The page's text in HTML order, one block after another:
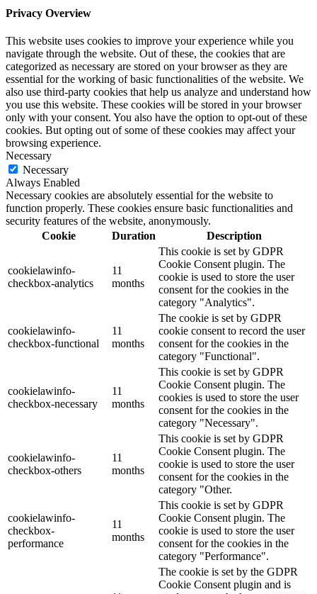
Privacy Overview
This website uses cookies to improve your experience while you
navigate through the website. Out of these, the cookies that are
categorized as necessary are stored on your browser as they are
essential for the working of basic functionalities of the website. We
also use third-party cookies that help us analyze and understand how
you use this website. These cookies will be stored in your browser
only with your consent. You also have the option to opt-out of these
cookies. But opting out of some of these cookies may affect your
browsing experience.
Necessary
Necessary
Always Enabled
Necessary cookies are absolutely essential for the website to
function properly. These cookies ensure basic functionalities and
security features of the website, anonymously.
Cookie
Duration Description
cookielawinfo-
checkbox-analytics
11
months
This cookie is set by GDPR
Cookie Consent plugin. The
cookie is used to store the user
consent for the cookies in the
category "Analytics".
cookielawinfo-
checkbox-functional
11
months
The cookie is set by GDPR
cookie consent to record the user
consent for the cookies in the
category "Functional".
cookielawinfo-
checkbox-necessary
11
months
This cookie is set by GDPR
Cookie Consent plugin. The
cookies is used to store the user
consent for the cookies in the
category "Necessary".
cookielawinfo-
checkbox-others
11
months
This cookie is set by GDPR
Cookie Consent plugin. The
cookie is used to store the user
consent for the cookies in the
category "Other.
cookielawinfo-
checkbox-
performance
11
months
This cookie is set by GDPR
Cookie Consent plugin. The
cookie is used to store the user
consent for the cookies in the
category "Performance".
The cookie is set by the GDPR
Cookie Consent plugin and is